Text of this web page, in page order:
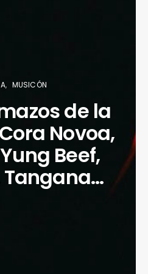
MUSICÓN
de la
Novoa,
Beef,
Tangana…